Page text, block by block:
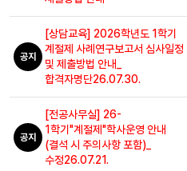
공지
[상담교육] 2026학년도 1학기
계절제 사례연구보고서 심사일정
및 제출방법 안내_
합격자명단26.07.30.
공지
[전공사무실] 26-
1학기"계절제"학사운영 안내
(결석 시 주의사항 포함)_
수정26.07.21.